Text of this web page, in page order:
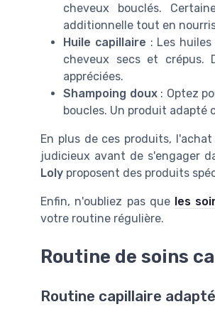
cheveux bouclés.
additionnelle tout en
Huile capillaire : Les
cheveux secs et crépus.
appréciées.
Shampoing doux: Optez
boucles. Un produit adapté
En plus de ces produits,
judicieux avant de s'engager
Loly proposent des produits
Enfin, n'oubliez pas que les
votre routine régulière.
Routine de soins
Routine capillaire